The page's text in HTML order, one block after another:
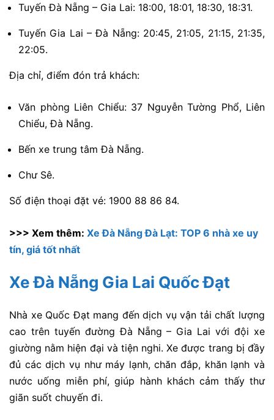
Tuyến Đà Nẵng – Gia Lai: 18:00, 18:01, 18:30, 18:31.
Tuyến Gia Lai – Đà Nẵng: 20:45, 21:05, 21:15, 21:35,
22:05.
Địa chỉ, điểm đón trả khách:
Văn phòng Liên Chiểu: 37 Nguyễn Tường Phổ, Liên
Chiểu, Đà Nẵng.
Bến xe trung tâm Đà Nẵng.
Chư Sê.
Số điện thoại đặt vé: 1900 88 86 84.
>>> Xem thêm: Xe Đà Nẵng Đà Lạt: TOP 6 nhà xe uy
tín, giá tốt nhất
Xe Đà Nẵng Gia Lai Quốc Đạt
Nhà xe Quốc Đạt mang đến dịch vụ vận tải chất lượng
cao trên tuyến đường Đà Nẵng – Gia Lai với đội xe
giường nằm hiện đại và tiện nghi. Xe được trang bị đầy
đủ các dịch vụ như máy lạnh, chăn đắp, khăn lạnh và
nước uống miễn phí, giúp hành khách cảm thấy thư
giãn suốt chuyến đi.